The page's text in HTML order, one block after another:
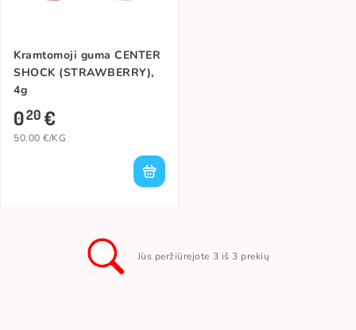
Kramtomoji guma CENTER
SHOCK (STRAWBERRY),
4g
020€
50.00 €/KG
Jūs peržiūrejote 3 iš 3 prekių